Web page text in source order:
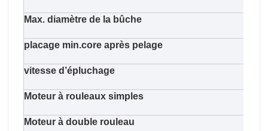
Max. diamètre de la bûche
placage min.core après pelage
vitesse d’épluchage
Moteur à rouleaux simples
Moteur à double rouleau